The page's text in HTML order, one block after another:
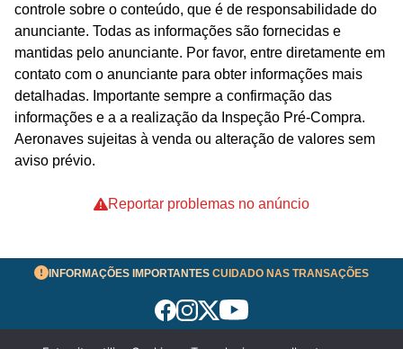
controle sobre o conteúdo, que é de responsabilidade do
anunciante. Todas as informações são fornecidas e
mantidas pelo anunciante. Por favor, entre diretamente em
contato com o anunciante para obter informações mais
detalhadas. Importante sempre a confirmação das
informações e a a realização da Inspeção Pré-Compra.
Aeronaves sujeitas à venda ou alteração de valores sem
aviso prévio.
Reportar problemas no anúncio
INFORMAÇÕES IMPORTANTES CUIDADO NAS TRANSAÇÕES